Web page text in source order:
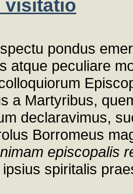
visitatio
pondus
atque peculiare
a Martyribus,
declaravimus,
Borromeus
episcopalis
spiritalis